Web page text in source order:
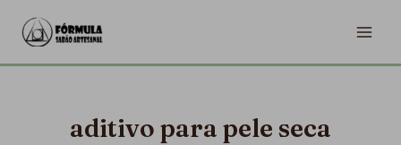
para
o
aditivo para pele seca